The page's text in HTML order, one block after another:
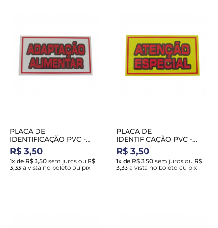
PLACA DE
IDENTIFICAÇÃO PVC -
ADAPTAÇAO ALIMENTAR
R$ 3,50
1x de R$ 3,50 sem juros ou R$
3,33 à vista no boleto ou pix
PLACA DE
IDENTIFICAÇÃO PVC -
ATENÇÃO ESPECIAL
R$ 3,50
1x de R$ 3,50 sem juros ou R$
3,33 à vista no boleto ou pix